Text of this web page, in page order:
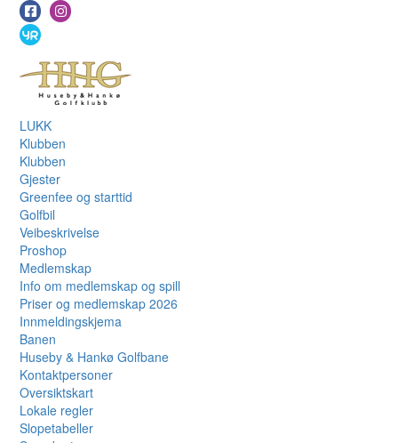
LUKK
Klubben
Klubben
Gjester
Greenfee og starttid
Golfbil
Veibeskrivelse
Proshop
Medlemskap
Info om medlemskap og spill
Priser og medlemskap 2026
Innmeldingskjema
Banen
Huseby & Hankø Golfbane
Kontaktpersoner
Oversiktskart
Lokale regler
Slopetabeller